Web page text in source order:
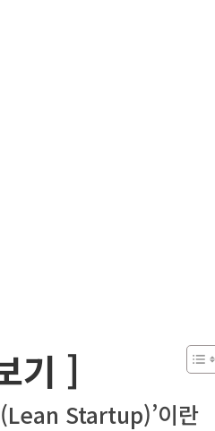
기 ]
(Lean Startup)’이란